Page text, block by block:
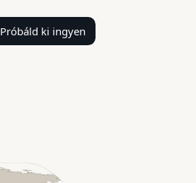
Próbáld ki ingyen